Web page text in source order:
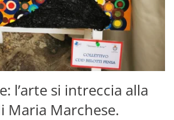
l’arte si intreccia alla
Maria Marchese.